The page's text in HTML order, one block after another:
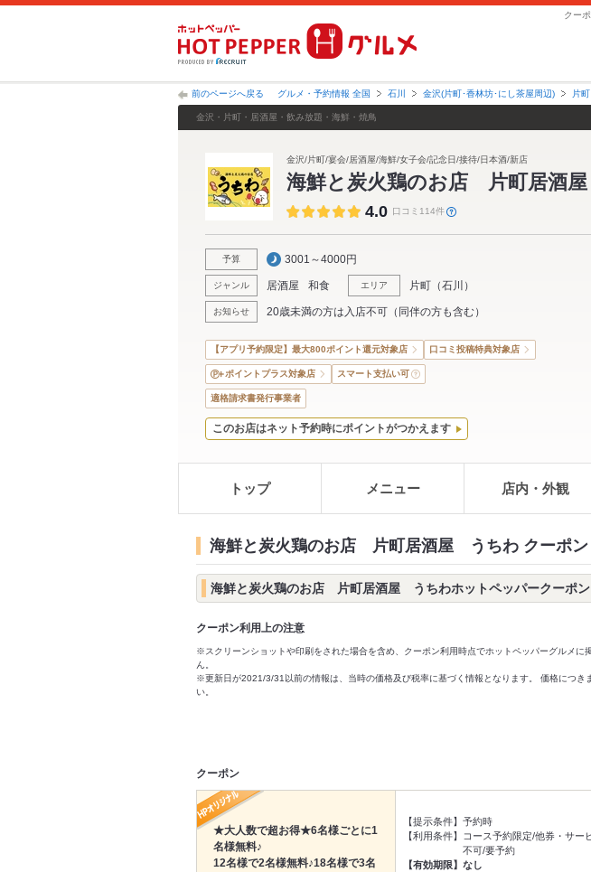
前のページへ戻る グルメ・予約情報 全国 石川 金沢(片町･香林坊･にし茶屋周辺) 片町
金沢・片町・居酒屋・飲み放題・海鮮・焼鳥
金沢/片町/宴会/居酒屋/海鮮/女子会/記念日/接待/日本酒/新店
海鮮と炭火鶏のお店 片町居酒
4.0 口コミ114件
予算 3001～4000円
ジャンル 居酒屋 和食 エリア 片町 （石川 ）
お知らせ 20歳未満の方は入店不可（同伴の方も含む）
【アプリ予約限定】最大800ポイント還元対象店 口コミ投稿特典対象店
ポイントプラス対象店 スマート支払い可
適格請求書発行事業者
このお店はネット予約時にポイントがつかえます
トップ メニュー 店内・外観
海鮮と炭火鶏のお店 片町居酒屋 うちわ クーポン
海鮮と炭火鶏のお店 片町居酒屋 うちわホットペッパークーポン
クーポン利用上の注意
※スクリーンショットや印刷をされた場合を含め、クーポン利用時点でホットペッパーグルメに
ん。
※更新日が2021/3/31以前の情報は、当時の価格及び税率に基づく情報となります。 価格につき
い。
クーポン
★大人数で超お得★6名様ごとに1
名様無料♪
12名様で2名様無料♪18名様で3名
【提示条件】 予約時
【利用条件】
コース予約限定/他券・サー
不可/要予約
【有効期限】 なし